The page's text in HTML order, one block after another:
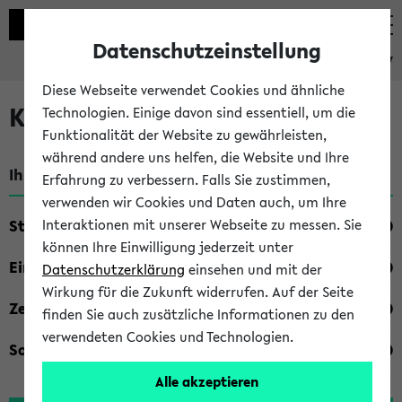
eKVV
Kombisuche im eKVV
Ihre Suchkriterien:
Studienfach
Einrichtung
Zeiten
Sonstiges
Datenschutzeinstellung
Diese Webseite verwendet Cookies und ähnliche
Technologien. Einige davon sind essentiell, um die
Funktionalität der Website zu gewährleisten,
während andere uns helfen, die Website und Ihre
Erfahrung zu verbessern. Falls Sie zustimmen,
verwenden wir Cookies und Daten auch, um Ihre
Interaktionen mit unserer Webseite zu messen. Sie
können Ihre Einwilligung jederzeit unter
Datenschutzerklärung einsehen und mit der
Wirkung für die Zukunft widerrufen. Auf der Seite
finden Sie auch zusätzliche Informationen zu den
verwendeten Cookies und Technologien.
Alle akzeptieren